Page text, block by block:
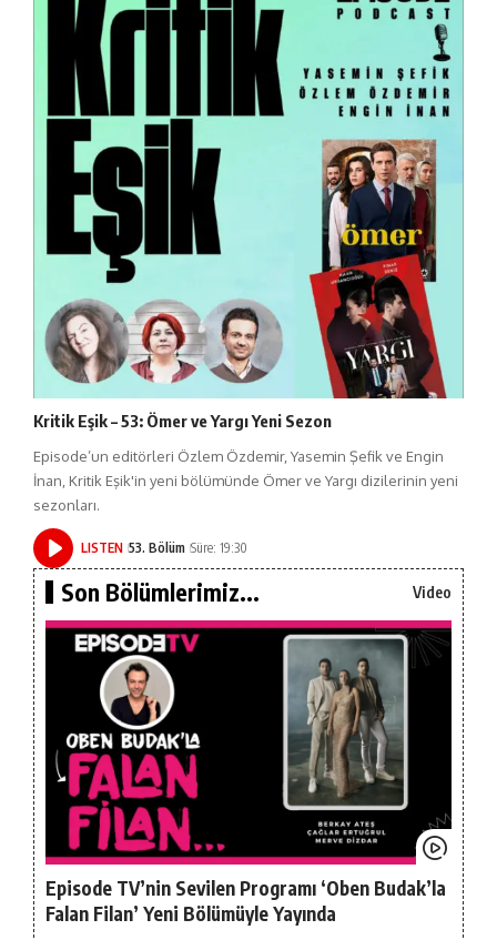
Kritik Eşik – 53: Ömer ve Yargı Yeni Sezon
Episode’un editörleri Özlem Özdemir, Yasemin Şefik ve Engin
İnan, Kritik Eşik'in yeni bölümünde Ömer ve Yargı dizilerinin yeni
sezonları.
LISTEN 53. Bölüm Süre: 19:30
Son Bölümlerimiz... Video
Episode TV’nin Sevilen Programı ‘Oben Budak’la
Falan Filan’ Yeni Bölümüyle Yayında